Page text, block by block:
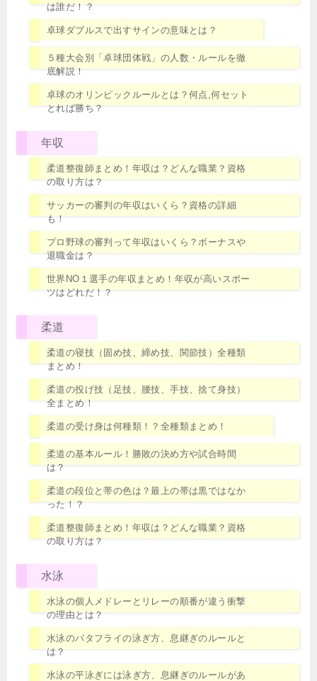
は誰だ！？
卓球ダブルスで出すサインの意味とは？
５種大会別「卓球団体戦」の人数・ルールを徹
底解説！
卓球のオリンピックルールとは？何点,何セット
とれば勝ち？
年収
柔道整復師まとめ！年収は？どんな職業？資格
の取り方は？
サッカーの審判の年収はいくら？資格の詳細
も！
プロ野球の審判って年収はいくら？ボーナスや
退職金は？
世界NO１選手の年収まとめ！年収が高いスポー
ツはどれだ！？
柔道
柔道の寝技（固め技、締め技、関節技）全種類
まとめ！
柔道の投げ技（足技、腰技、手技、捨て身技）
全まとめ！
柔道の受け身は何種類！？全種類まとめ！
柔道の基本ルール！勝敗の決め方や試合時間
は？
柔道の段位と帯の色は？最上の帯は黒ではなか
った！？
柔道整復師まとめ！年収は？どんな職業？資格
の取り方は？
水泳
水泳の個人メドレーとリレーの順番が違う衝撃
の理由とは？
水泳のバタフライの泳ぎ方、息継ぎのルールと
は？
水泳の平泳ぎには泳ぎ方、息継ぎのルールがあ